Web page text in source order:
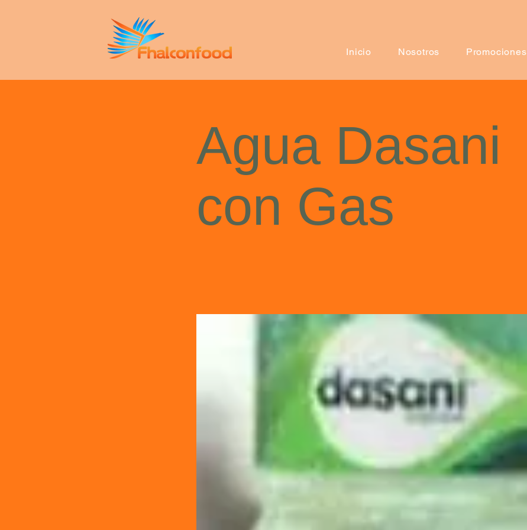
Inicio Nosotros Promociones
Agua Dasani
con Gas